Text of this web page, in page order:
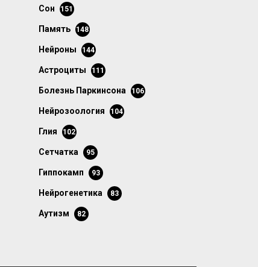
сон 151
память 148
нейроны 144
астроциты 111
болезнь Паркинсона 106
нейрозоология 104
глия 102
сетчатка 95
гиппокамп 93
нейрогенетика 83
аутизм 82